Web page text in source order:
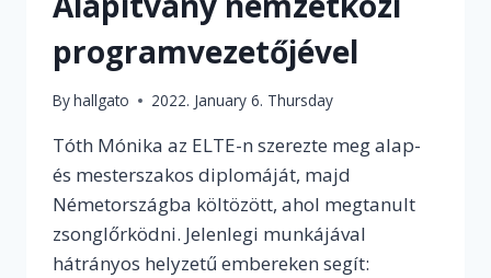
programvezetőjével
Byhallgato 2022. January 6. Thursday
Tóth Mónika az ELTE-n szerezte meg alap-
és mesterszakos diplomáját, majd
Németországba költözött, ahol megtanult
zsonglőrködni. Jelenlegi munkájával
hátrányos helyzetű embereken segít: